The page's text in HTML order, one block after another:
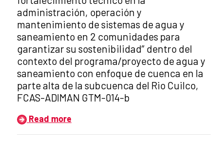
administración, operación y
mantenimiento de sistemas de agua y
saneamiento en 2 comunidades para
garantizar su sostenibilidad” dentro del
contexto del programa/proyecto de agua y
saneamiento con enfoque de cuenca en la
parte alta de la subcuenca del Rio Cuilco,
FCAS-ADIMAN GTM-014-b
Read more